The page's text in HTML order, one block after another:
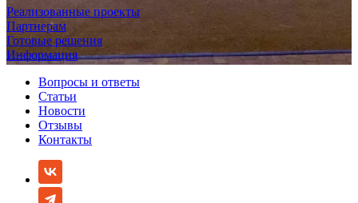
Реализованные проекты
Партнерам
Готовые решения
Информация
Вопросы и ответы
Статьи
Новости
Отзывы
Контакты